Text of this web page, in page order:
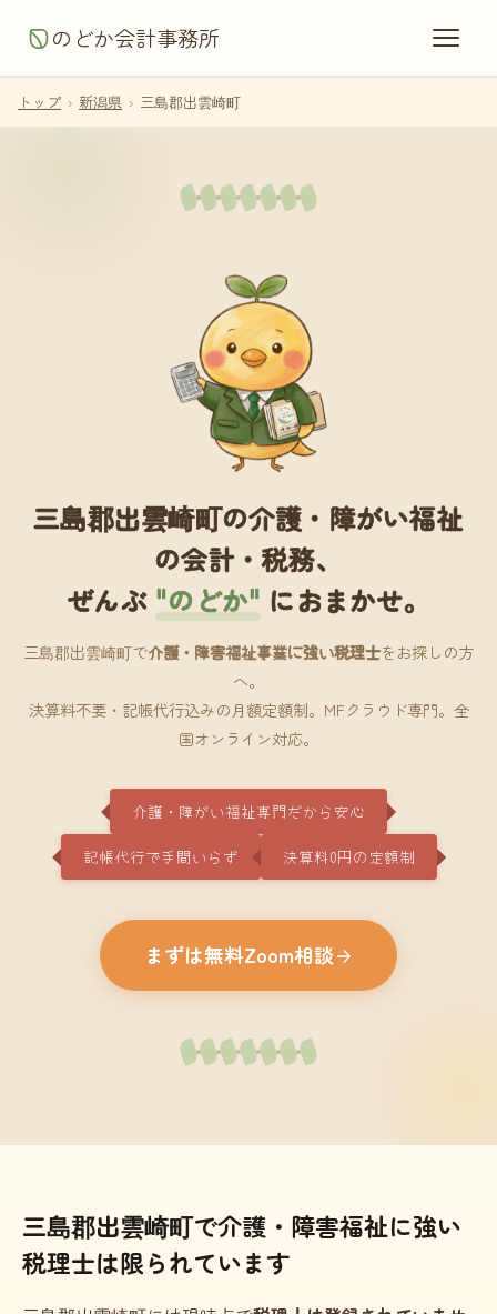
のどか会計事務所
トップ › 新潟県 › 三島郡出雲崎町
三島郡出雲崎町の介護・障がい福祉
の会計・税務、
ぜんぶ "のどか" におまかせ。
三島郡出雲崎町で介護・障害福祉事業に強い税理士をお探しの方
へ。
決算料不要・記帳代行込みの月額定額制。MFクラウド専門。全
国オンライン対応。
介護・障がい福祉専門だから安心
記帳代行で手間いらず 決算料0円の定額制
まずは無料Zoom相談
三島郡出雲崎町で介護・障害福祉に強い
税理士は限られています